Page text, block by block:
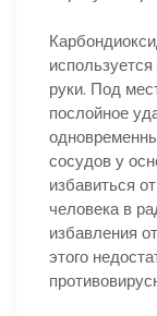
руки. Под
послойное
сосудов у
избавиться
человека в
избавления
этого